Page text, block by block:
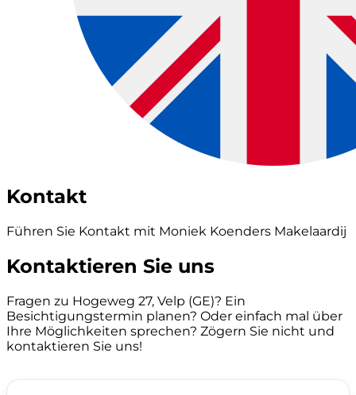
Kontakt
Führen Sie Kontakt mit Moniek Koenders Makelaardij
Kontaktieren Sie uns
Fragen zu Hogeweg 27, Velp (GE)? Ein
Besichtigungstermin planen? Oder einfach mal über
Ihre Möglichkeiten sprechen? Zögern Sie nicht und
kontaktieren Sie uns!